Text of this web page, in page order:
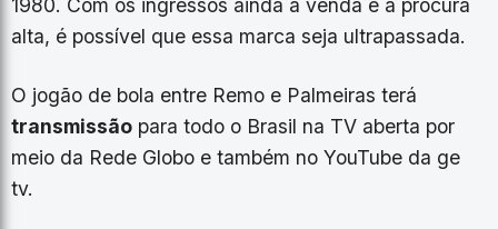
1980. Com os ingressos ainda à venda e a procura
alta, é possível que essa marca seja ultrapassada.
O jogão de bola entre Remo e Palmeiras terá
transmissão para todo o Brasil na TV aberta por
meio da Rede Globo e também no YouTube da ge
tv.